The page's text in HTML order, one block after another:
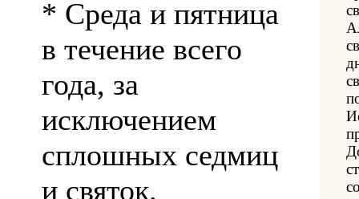
* Среда и пятница
в течение всего
года, за
исключением
сплошных седмиц
и святок.